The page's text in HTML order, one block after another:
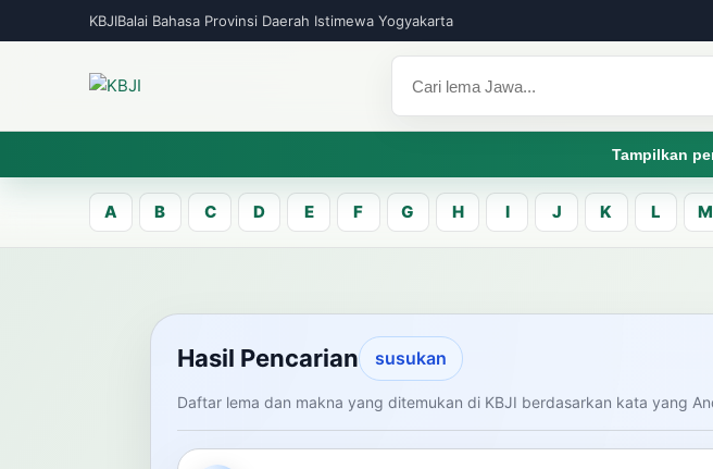
KBJIBalai Bahasa Provinsi Daerah Istimewa Yogyakarta
Tampilkan
Hasil Pencarian
Temukan lema Jawa dan maknanya dalam bahasa Indonesia
mengelola data Kamus Bahasa Jawa-Indonesia.
A B C D E F G H I J K L M
Hasil Pencarian susukan
Daftar lema dan makna yang ditemukan di KBJI berdasarkan kata yang